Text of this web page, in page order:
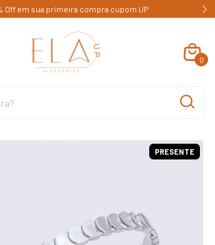
Off em sua primeira compra cupom UP
0
PRESENTE